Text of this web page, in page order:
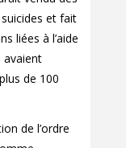
et fait
liées à l’aide
avaient
de 100
de l’ordre